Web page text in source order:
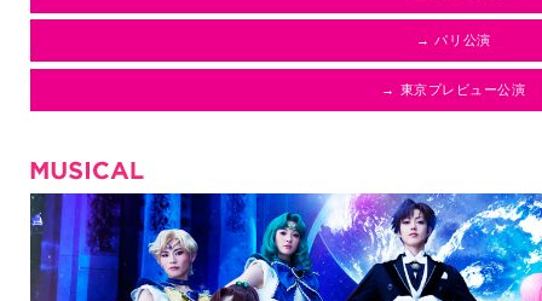
→ パリ公演
→ 東京プレビュー公演